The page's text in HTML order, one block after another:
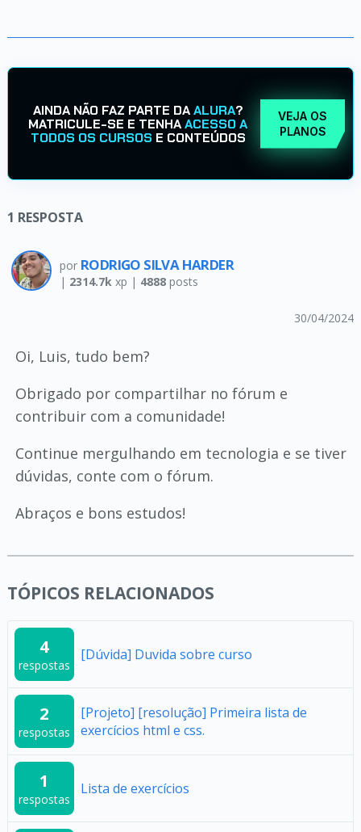
AINDA NÃO FAZ PARTE DAALURA?
MATRICULE-SE E TENHAACESSO A
TODOS OS CURSOS E CONTEÚDOS
VEJA OS
PLANOS
1 RESPOSTA
por RODRIGO SILVA HARDER
| 2314.7kxp | 4888posts
30/04/2024
Oi, Luis, tudo bem?
Obrigado por compartilhar no fórum e
contribuir com a comunidade!
Continue mergulhando em tecnologia e se tiver
dúvidas, conte com o fórum.
Abraços e bons estudos!
TÓPICOS RELACIONADOS
4
respostas
[Dúvida] Duvida sobre curso
2
respostas
[Projeto] [resolução] Primeira lista de
exercícios html e css.
1
respostas
Lista de exercícios